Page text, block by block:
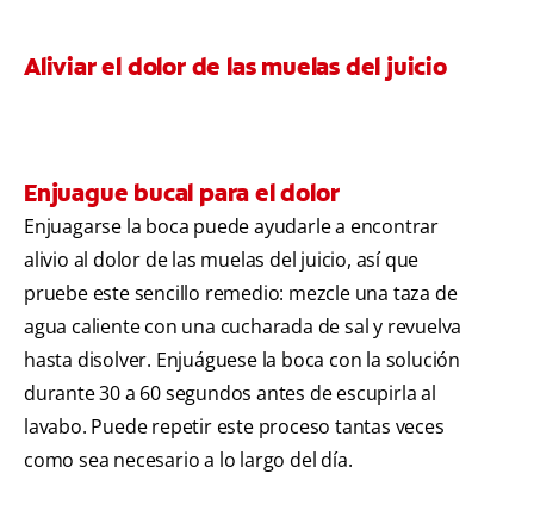
Aliviar el dolor de las muelas del juicio
Enjuague bucal para el dolor
Enjuagarse la boca puede ayudarle a encontrar
alivio al dolor de las muelas del juicio, así que
pruebe este sencillo remedio: mezcle una taza de
agua caliente con una cucharada de sal y revuelva
hasta disolver. Enjuáguese la boca con la solución
durante 30 a 60 segundos antes de escupirla al
lavabo. Puede repetir este proceso tantas veces
como sea necesario a lo largo del día.